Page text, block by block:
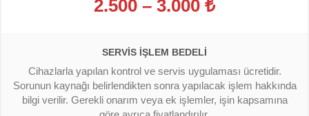
2.500 – 3.000 ₺
SERVIS İŞLEM BEDELI
Cihazlarla yapılan kontrol ve servis uygulaması ücretidir.
Sorunun kaynağı belirlendikten sonra yapılacak işlem hakkında
bilgi verilir. Gerekli onarım veya ek işlemler, işin kapsamına